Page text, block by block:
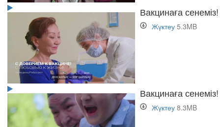
Вакцинаға
Жүктеу 5.3MB
Вакцинаға
Жүктеу 8.3MB